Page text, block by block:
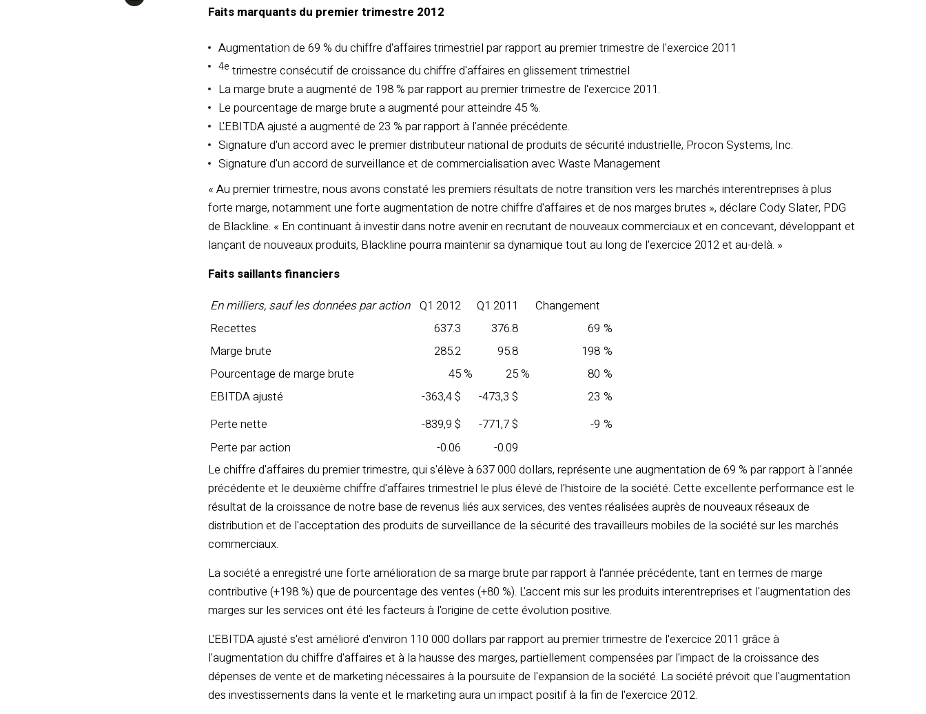
Faits marquants du premier trimestre 2012
Augmentation de 69 % du chiffre d'affaires trimestriel par rapport au premier trimestre de l'exercice 2011
4e trimestre consécutif de croissance du chiffre d'affaires en glissement trimestriel
La marge brute a augmenté de 198 % par rapport au premier trimestre de l'exercice 2011.
Le pourcentage de marge brute a augmenté pour atteindre 45 %.
L'EBITDA ajusté a augmenté de 23 % par rapport à l'année précédente.
Signature d'un accord avec le premier distributeur national de produits de sécurité industrielle, Procon Systems, Inc.
Signature d'un accord de surveillance et de commercialisation avec Waste Management
« Au premier trimestre, nous avons constaté les premiers résultats de notre transition vers les marchés interentreprises à plus
forte marge, notamment une forte augmentation de notre chiffre d'affaires et de nos marges brutes », déclare Cody Slater, PDG
de Blackline. « En continuant à investir dans notre avenir en recrutant de nouveaux commerciaux et en concevant, développant et
lançant de nouveaux produits, Blackline pourra maintenir sa dynamique tout au long de l'exercice 2012 et au-delà. »
Faits saillants financiers
En milliers, sauf les données par action Q1 2012 Q1 2011
Changement
Recettes
637.3 376.8 69 %
Marge brute
285.2 95.8 198 %
Pourcentage de marge brute
45% 25% 80 %
EBITDA ajusté
-363,4 $ -473,3 $ 23 %
Perte nette
-839,9 $ -771,7 $ -9 %
Perte par action
-0.06
-0.09
Le chiffre d'affaires du premier trimestre, qui s'élève à 637 000 dollars, représente une augmentation de 69 % par rapport à l'année
précédente et le deuxième chiffre d'affaires trimestriel le plus élevé de l'histoire de la société. Cette excellente performance est le
résultat de la croissance de notre base de revenus liés aux services, des ventes réalisées auprès de nouveaux réseaux de
distribution et de l'acceptation des produits de surveillance de la sécurité des travailleurs mobiles de la société sur les marchés
commerciaux.
La société a enregistré une forte amélioration de sa marge brute par rapport à l'année précédente, tant en termes de marge
contributive (+198 %) que de pourcentage des ventes (+80 %). L'accent mis sur les produits interentreprises et l'augmentation des
marges sur les services ont été les facteurs à l'origine de cette évolution positive.
L'EBITDA ajusté s'est amélioré d'environ 110 000 dollars par rapport au premier trimestre de l'exercice 2011 grâce à
l'augmentation du chiffre d'affaires et à la hausse des marges, partiellement compensées par l'impact de la croissance des
dépenses de vente et de marketing nécessaires à la poursuite de l'expansion de la société. La société prévoit que l'augmentation
des investissements dans la vente et le marketing aura un impact positif à la fin de l'exercice 2012.